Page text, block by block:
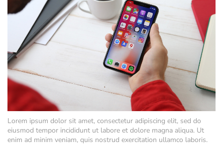
Lorem ipsum dolor sit amet, consectetur adipiscing elit, sed do
eiusmod tempor incididunt ut labore et dolore magna aliqua. Ut
enim ad minim veniam, quis nostrud exercitation ullamco laboris.